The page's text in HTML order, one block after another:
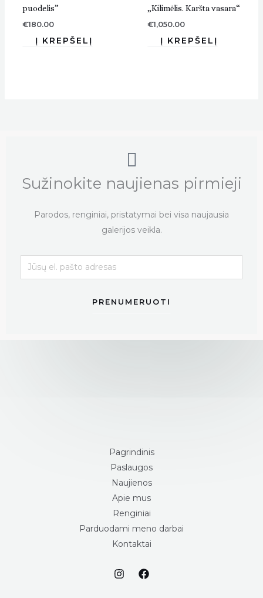
puodelis”
€180.00
„Kilimėlis. Karšta vasara“
€1,050.00
Sužinokite naujienas pirmieji
Parodos, renginiai, pristatymai bei visa naujausia
galerijos veikla.
PRENUMERUOTI
Pagrindinis
Paslaugos
Naujienos
Apie mus
Renginiai
Parduodami meno darbai
Kontaktai